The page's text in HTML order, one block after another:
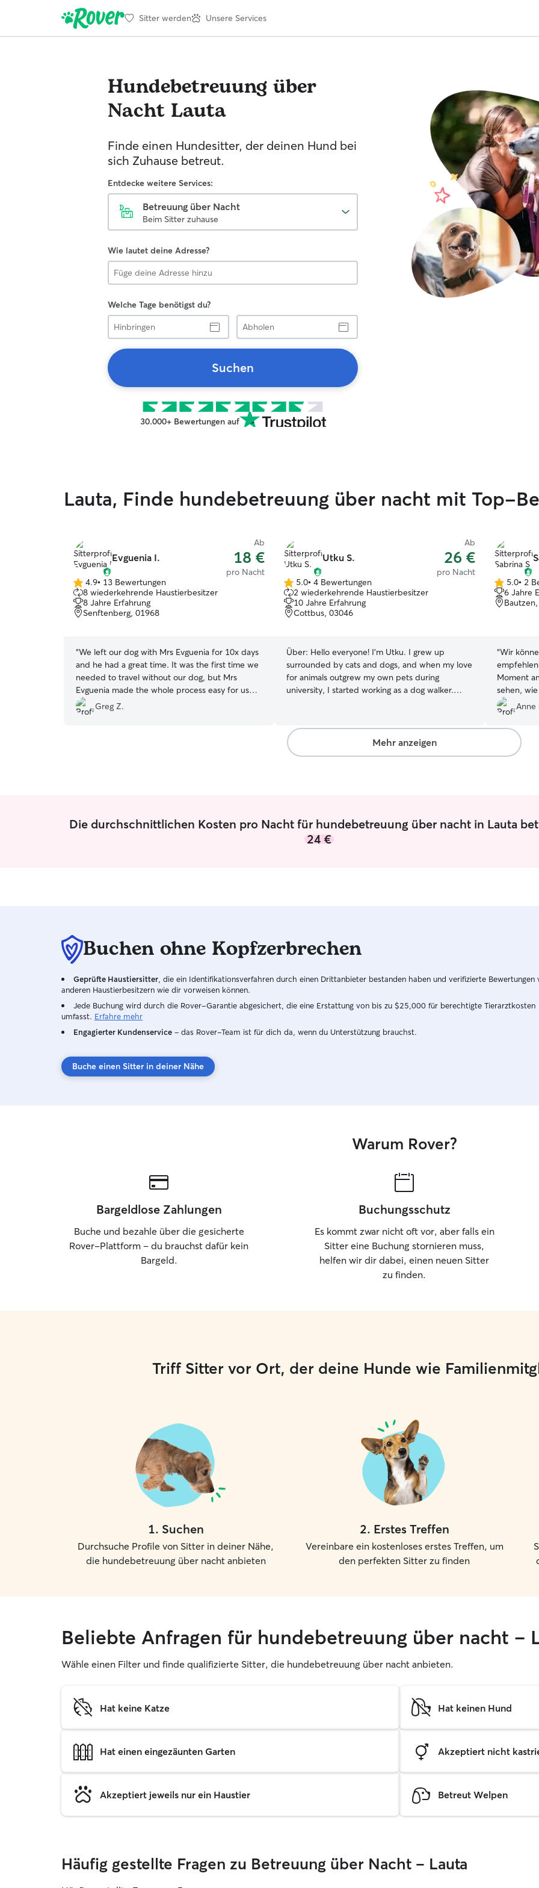
Sitter werden Unsere Services
Hundebetreuung über
Nacht Lauta
Finde einen Hundesitter, der deinen Hund bei
sich Zuhause betreut.
Entdecke weitere Services:
Betreuung über Nacht
Beim Sitter zuhause
Wie lautet deine Adresse?
Welche Tage benötigst du?
Hinbringen
Abholen
Suchen
30.000+ Bewertungen auf
Lauta, Finde hundebetreuung über nacht mit Top-
Evguenia I.
Ab
18 €
pro Nacht
4.9
von
5
Sternen
4.9• 13 Bewertungen
8 wiederkehrende Haustierbesitzer
8 Jahre Erfahrung
Senftenberg, 01968
“We left our dog with Mrs Evguenia for 10x days
and he had a great time. It was the first time we
needed to travel without our dog, but Mrs
Evguenia made the whole process easy for us
and without any stress. We fully recommend her
service.
Greg Z.
Utku S.
Ab
26 €
pro Nacht
5.0
von
5
Sternen
5.0• 4 Bewertungen
2 wiederkehrende Haustierbesitzer
10 Jahre Erfahrung
Cottbus, 03046
Über: Hello everyone! I'm Utku. I grew up
surrounded by cats and dogs, and when my love
for animals outgrew my own pets during
university, I started working as a dog walker.
gained hands-on experience as a daily caregiver,
pet sitter, overnight companion, and even a
trainer. I'm a master’s student at BTU, and I’m
they deserve in a safe and warm environment.
5.0
von
5
5.0• 2
6 Jahre
“Wir
empfehlen! 🐾 Happy hat sich
Moment
sehen,
dass er
konnte –
Während
Vielen
– Happy
Anne
Mehr anzeigen
Die durchschnittlichen Kosten pro Nacht für hundebetreuung über nacht in Lauta
24 €
Buchen ohne Kopfzerbrechen
Geprüfte Haustiersitter , die ein Identifikationsverfahren durch einen Drittanbieter bestanden haben und verifizierte Bewertungen
anderen Haustierbesitzern wie dir vorweisen können.
Jede Buchung wird durch die Rover-Garantie abgesichert, die eine Erstattung von bis zu $25,000 für berechtigte Tierarztkosten
umfasst. Erfahre mehr
Engagierter Kundenservice – das Rover-Team ist für dich da, wenn du Unterstützung brauchst.
Buche einen Sitter in deiner Nähe
Warum Rover?
Bargeldlose Zahlungen
Buche und bezahle über die gesicherte
Rover-Plattform – du brauchst dafür kein
Bargeld.
Buchungsschutz
Es kommt zwar nicht oft vor, aber falls ein
Sitter eine Buchung stornieren muss,
helfen wir dir dabei, einen neuen Sitter
zu finden.
Triff Sitter vor Ort, der deine Hunde wie
1. Suchen
Durchsuche Profile von Sitter in deiner Nähe,
die hundebetreuung über nacht anbieten
2. Erstes Treffen
Vereinbare ein kostenloses erstes Treffen, um
den perfekten Sitter zu finden
Beliebte Anfragen für hundebetreuung über nacht –
Wähle einen Filter und finde qualifizierte Sitter, die hundebetreuung über nacht anbieten.
Hat keine Katze Hat keinen Hund
Hat einen eingezäunten Garten Akzeptiert nicht
Akzeptiert jeweils nur ein Haustier Betreut Welpen
Häufig gestellte Fragen zu Betreuung über Nacht – Lauta